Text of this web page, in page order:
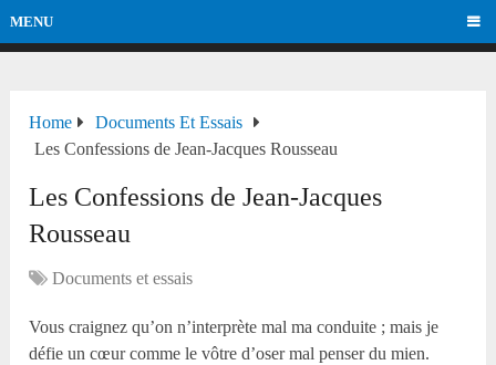
MENU
Home
Documents Et Essais
Les Confessions de Jean-Jacques Rousseau
Les Confessions de Jean-Jacques
Rousseau
Documents et essais
Vous craignez qu’on n’interprète mal ma conduite ; mais je
défie un cœur comme le vôtre d’oser mal penser du mien.